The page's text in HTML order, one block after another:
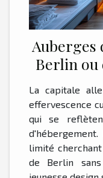
Auberges
Berlin ou
La capitale
effervescence
qui se
limité
de Berlin